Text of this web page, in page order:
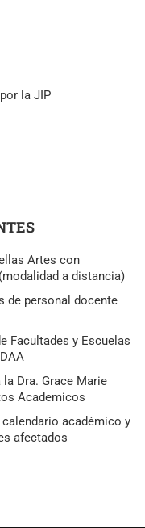
la JIP
Artes con
a distancia)
de personal docente
Facultades y Escuelas
Dra. Grace Marie
Academicos
académico y
afectados